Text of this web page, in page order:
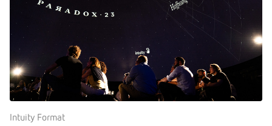
Intuity Format